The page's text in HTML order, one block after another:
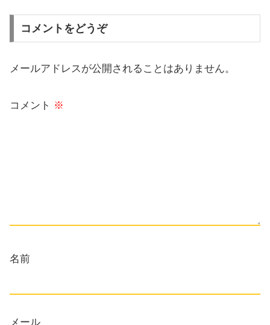
コメントをどうぞ
メールアドレスが公開されることはありません。
コメント ※
名前
メール